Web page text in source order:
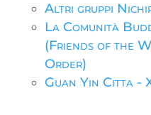
Altri gruppi
La Comunità
(Friends of the
Order)
Guan Yin Citta -